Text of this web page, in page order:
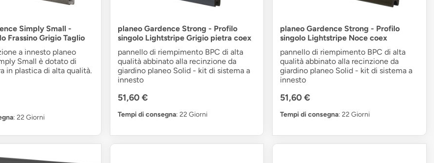
Simply Small -
Frassino Grigio Taglio
a innesto planeo
Small è dotato di
in plastica di alta qualità.
: 22 Giorni
planeo Gardence Strong - Profilo
singolo Lightstripe Grigio pietra coex
pannello di riempimento BPC di alta
qualità abbinato alla recinzione da
giardino planeo Solid - kit di sistema a
innesto
51,60 €
Tempi di consegna: 22 Giorni
planeo Gardence Strong - Profilo
singolo Lightstripe Noce coex
pannello di riempimento BPC di alta
qualità abbinato alla recinzione da
giardino planeo Solid - kit di sistema a
innesto
51,60 €
Tempi di consegna: 22 Giorni